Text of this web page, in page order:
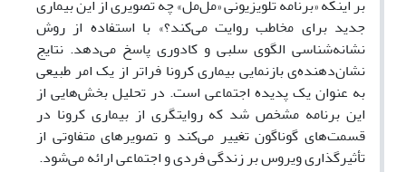
بر اینکه «برنامه تلویزیونی «مل‌مل» چه تصویری از این بیماری
جدید برای مخاطب روایت می‌کند؟» با استفاده از روش
نشانه‌شناسی الگوی سلبی و کادوری پاسخ می‌دهد. نتایج
نشان‌دهنده‌ی بازنمایی بیماری کرونا فراتر از یک امر طبیعی
به عنوان یک پدیده اجتماعی است. در تحلیل بخش‌هایی از
این برنامه مشخص شد که روایتگری از بیماری کرونا در
قسمت‌های گوناگون تغییر می‌کند و تصویرهای متفاوتی از
تأثیرگذاری ویروس بر زندگی فردی و اجتماعی ارائه می‌شود.